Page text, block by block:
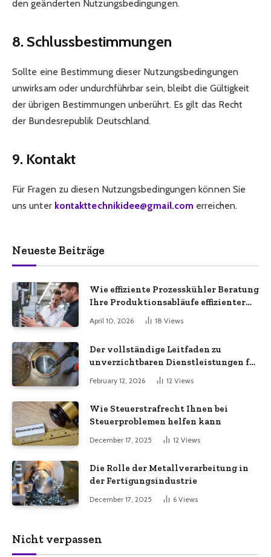
den geänderten Nutzungsbedingungen.
8. Schlussbestimmungen
Sollte eine Bestimmung dieser Nutzungsbedingungen
unwirksam oder undurchführbar sein, bleibt die Gültigkeit
der übrigen Bestimmungen unberührt. Es gilt das Recht
der Bundesrepublik Deutschland.
9. Kontakt
Für Fragen zu diesen Nutzungsbedingungen können Sie
uns unter kontakttechnikidee@gmail.com erreichen.
Neueste Beiträge
Wie effiziente Prozesskühler Beratung
Ihre Produktionsabläufe effizienter
April 10, 2026 18 Views
Der vollständige Leitfaden zu
unverzichtbaren Dienstleistungen für
eine sichere und effiziente
Gewerbeimmobilie
February 12, 2026 12 Views
Wie Steuerstrafrecht Ihnen bei
Steuerproblemen helfen kann
December 17, 2025 12 Views
Die Rolle der Metallverarbeitung in
der Fertigungsindustrie
December 17, 2025 6 Views
Nicht verpassen